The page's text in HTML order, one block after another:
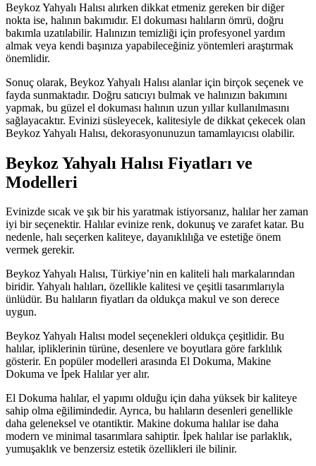
Beykoz Yahyalı Halısı alırken dikkat etmeniz gereken bir diğer
nokta ise, halının bakımıdır. El dokuması halıların ömrü, doğru
bakımla uzatılabilir. Halınızın temizliği için profesyonel yardım
almak veya kendi başınıza yapabileceğiniz yöntemleri araştırmak
önemlidir.
Sonuç olarak, Beykoz Yahyalı Halısı alanlar için birçok seçenek ve
fayda sunmaktadır. Doğru satıcıyı bulmak ve halınızın bakımını
yapmak, bu güzel el dokuması halının uzun yıllar kullanılmasını
sağlayacaktır. Evinizi süsleyecek, kalitesiyle de dikkat çekecek olan
Beykoz Yahyalı Halısı, dekorasyonunuzun tamamlayıcısı olabilir.
Beykoz Yahyalı Halısı Fiyatları ve
Modelleri
Evinizde sıcak ve şık bir his yaratmak istiyorsanız, halılar her zaman
iyi bir seçenektir. Halılar evinize renk, dokunuş ve zarafet katar. Bu
nedenle, halı seçerken kaliteye, dayanıklılığa ve estetiğe önem
vermek gerekir.
Beykoz Yahyalı Halısı, Türkiye’nin en kaliteli halı markalarından
biridir. Yahyalı halıları, özellikle kalitesi ve çeşitli tasarımlarıyla
ünlüdür. Bu halıların fiyatları da oldukça makul ve son derece
uygun.
Beykoz Yahyalı Halısı model seçenekleri oldukça çeşitlidir. Bu
halılar, ipliklerinin türüne, desenlere ve boyutlara göre farklılık
gösterir. En popüler modelleri arasında El Dokuma, Makine
Dokuma ve İpek Halılar yer alır.
El Dokuma halılar, el yapımı olduğu için daha yüksek bir kaliteye
sahip olma eğilimindedir. Ayrıca, bu halıların desenleri genellikle
daha geleneksel ve otantiktir. Makine dokuma halılar ise daha
modern ve minimal tasarımlara sahiptir. İpek halılar ise parlaklık,
yumuşaklık ve benzersiz estetik özellikleri ile bilinir.